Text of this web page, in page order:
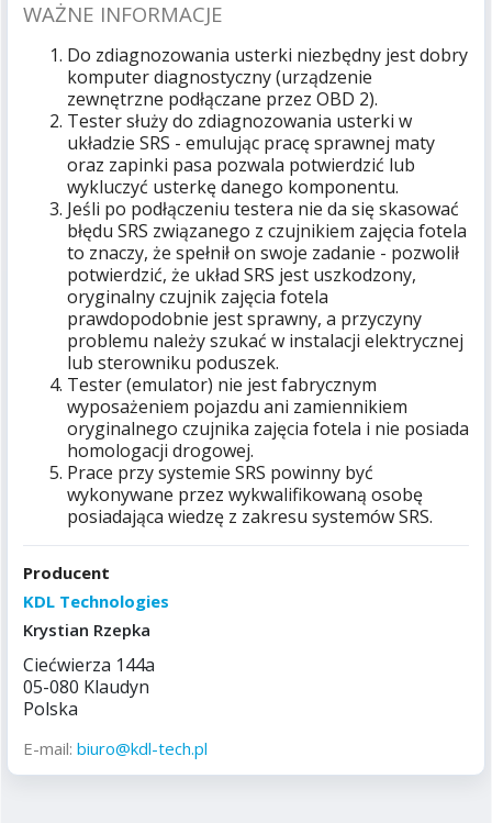
WAŻNE INFORMACJE
Do zdiagnozowania usterki niezbędny jest dobry
komputer diagnostyczny (urządzenie
zewnętrzne podłączane przez OBD 2).
Tester służy do zdiagnozowania usterki w
układzie SRS - emulując pracę sprawnej maty
oraz zapinki pasa pozwala potwierdzić lub
wykluczyć usterkę danego komponentu.
Jeśli po podłączeniu testera nie da się skasować
błędu SRS związanego z czujnikiem zajęcia fotela
to znaczy, że spełnił on swoje zadanie - pozwolił
potwierdzić, że układ SRS jest uszkodzony,
oryginalny czujnik zajęcia fotela
prawdopodobnie jest sprawny, a przyczyny
problemu należy szukać w instalacji elektrycznej
lub sterowniku poduszek.
Tester (emulator) nie jest fabrycznym
wyposażeniem pojazdu ani zamiennikiem
oryginalnego czujnika zajęcia fotela i nie posiada
homologacji drogowej.
Prace przy systemie SRS powinny być
wykonywane przez wykwalifikowaną osobę
posiadająca wiedzę z zakresu systemów SRS.
Producent
KDL Technologies
Krystian Rzepka
Ciećwierza 144a
05-080 Klaudyn
Polska
E-mail: biuro@kdl-tech.pl